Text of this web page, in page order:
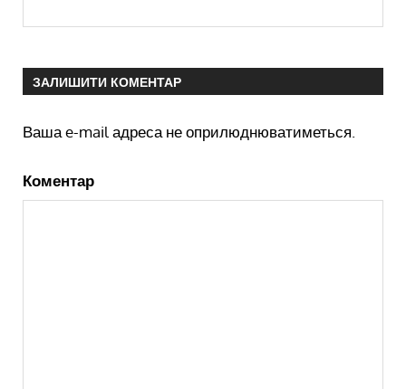
ЗАЛИШИТИ КОМЕНТАР
Ваша e-mail адреса не оприлюднюватиметься.
Коментар